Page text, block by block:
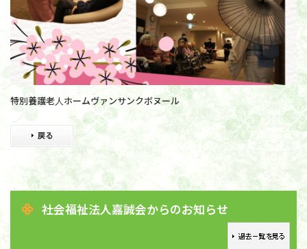
特別養護老人ホームヴァンサンクボヌール
社会福祉法人嘉誠会からのお知らせ